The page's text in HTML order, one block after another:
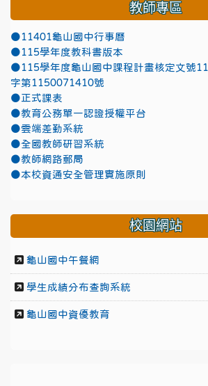
教師專區
●11401龜山國中行事曆
●115學年度教科書版本
●115學年度龜山國中課程計畫核定文號
字第1150071410號
●正式課表
●教育公務單一認證授權平台
●雲端差勤系統
●全國教師研習系統
●教師網路郵局
●本校資通安全管理實施原則
校園網站
龜山國中午餐網
學生成績分布查詢系統
龜山國中資優教育